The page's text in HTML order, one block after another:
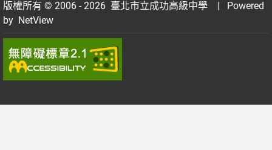
版權所有 © 2006 - 2026 臺北市立成功高級中學
| Powered
by NetView